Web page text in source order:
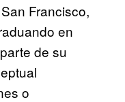
Francisco,
en
de su
o